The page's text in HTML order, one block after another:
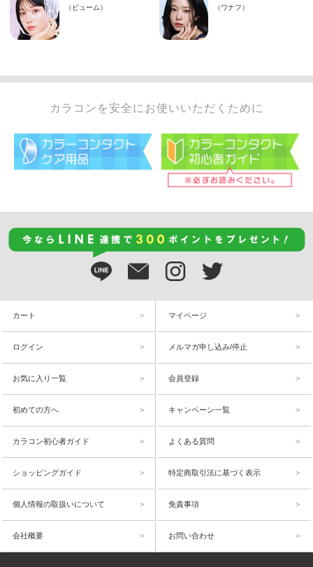
カラコンを安全にお使いいただくために
カート マイページ
ログイン メルマガ申し込み/停止
お気に入り一覧 会員登録
初めての方へ キャンペーン一覧
カラコン初心者ガイド よくある質問
ショッピングガイド 特定商取引法に基づく表示
個人情報の取扱いについて 免責事項
会社概要 お問い合わせ